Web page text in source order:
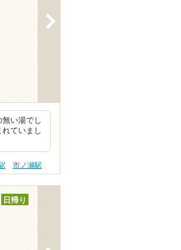
い湯でし
ていまし
市ノ瀬駅
日帰り